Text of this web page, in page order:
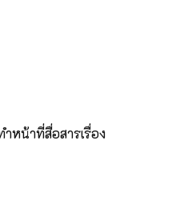
หน้าที่สื่อสารเรื่อง